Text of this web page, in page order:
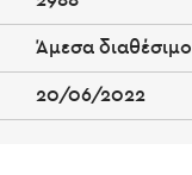
Άμεσα διαθέσιμο
20/06/2022